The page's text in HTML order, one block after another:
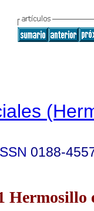
0188-
Hermosillo